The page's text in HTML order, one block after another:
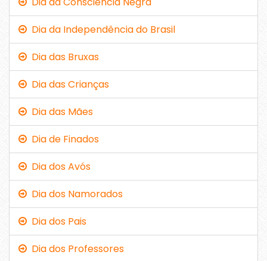
Dia da Independência do Brasil
Dia das Bruxas
Dia das Crianças
Dia das Mães
Dia de Finados
Dia dos Avós
Dia dos Namorados
Dia dos Pais
Dia dos Professores